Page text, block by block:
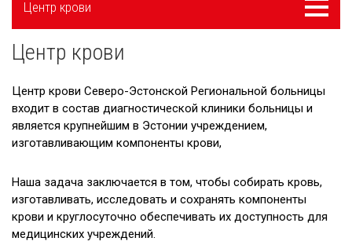
navigatsioon
Меню
Центр крови
Новости
Галерея
Сотрудничество
Вакансии
Приходите на экскурсию!
Полезные ссылки
Центр крови
Центр крови Северо-Эстонской Региональной больницы
входит в состав диагностической клиники больницы и
является крупнейшим в Эстонии учреждением,
изготавливающим компоненты крови,
Наша задача заключается в том, чтобы собирать кровь,
изготавливать, исследовать и сохранять компоненты
крови и круглосуточно обеспечивать их доступность для
медицинских учреждений.